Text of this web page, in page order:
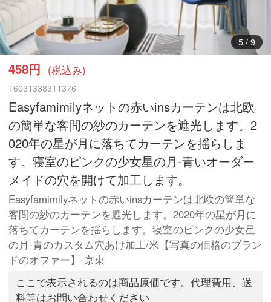
6/ 9
458円 (税込み)
16031338311376
Easyfamimilyネットの赤いinsカーテンは北欧
の簡単な客間の紗のカーテンを遮光します。2
020年の星が月に落ちてカーテンを揺らしま
す。寝室のピンクの少女星の月-青いオーダー
メイドの穴を開けて加工します。
Easyfamimilyネットの赤いinsカーテンは北欧の簡単な
客間の紗のカーテンを遮光します。2020年の星が月に
落ちてカーテンを揺らします。寝室のピンクの少女星
の月-青のカスタム穴あけ加工/米【写真の価格のブラン
ドのオファー】-京東
ここで表示されるのは商品原価です。代理費用、送
料等はお問い合わせください